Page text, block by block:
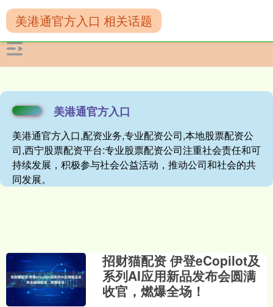
美港通官方入口
美港通官方入口,配资业务,专业配资公司,本地股票配资公
司,西宁股票配资平台:专业股票配资公司注重社会责任和可
持续发展，积极参与社会公益活动，推动公司和社会的共
同发展。
美港通官方入口 相关话题
招财猫配资 伊登eCopilot及
系列AI应用新品发布会圆满
收官，燃爆全场！